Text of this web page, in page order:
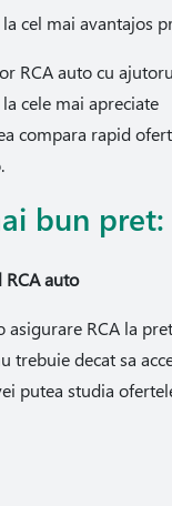
cel mai avantajos
RCA auto cu
cele mai apreciate
compara rapid
bun pret:
auto
asigurare RCA la pret
trebuie decat sa
putea studia